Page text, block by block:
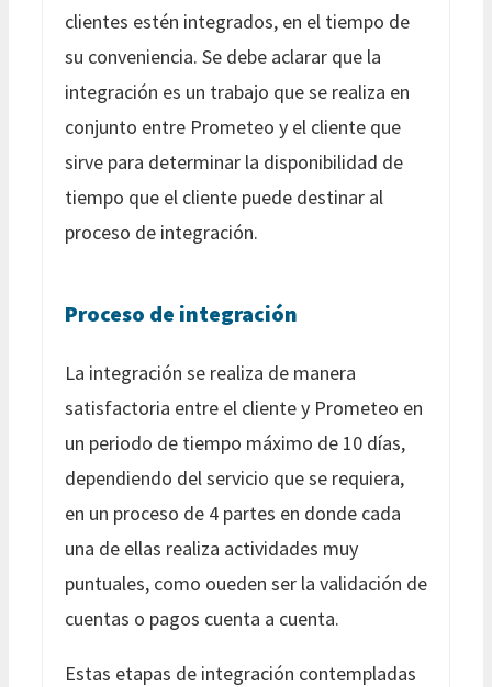
clientes estén integrados, en el tiempo de
su conveniencia. Se debe aclarar que la
integración es un trabajo que se realiza en
conjunto entre Prometeo y el cliente que
sirve para determinar la disponibilidad de
tiempo que el cliente puede destinar al
proceso de integración.
Proceso de integración
La integración se realiza de manera
satisfactoria entre el cliente y Prometeo en
un periodo de tiempo máximo de 10 días,
dependiendo del servicio que se requiera,
en un proceso de 4 partes en donde cada
una de ellas realiza actividades muy
puntuales, como oueden ser la validación de
cuentas o pagos cuenta a cuenta.
Estas etapas de integración contempladas